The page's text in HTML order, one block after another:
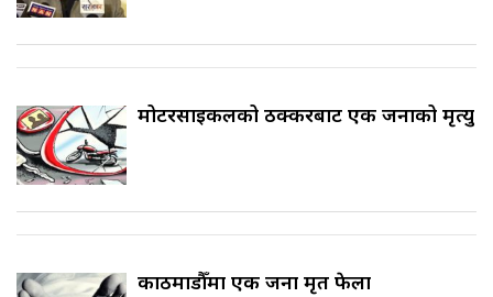
मोटरसाइकलको ठक्करबाट एक जनाको मृत्यु
काठमाडौँमा एक जना मृत फेला